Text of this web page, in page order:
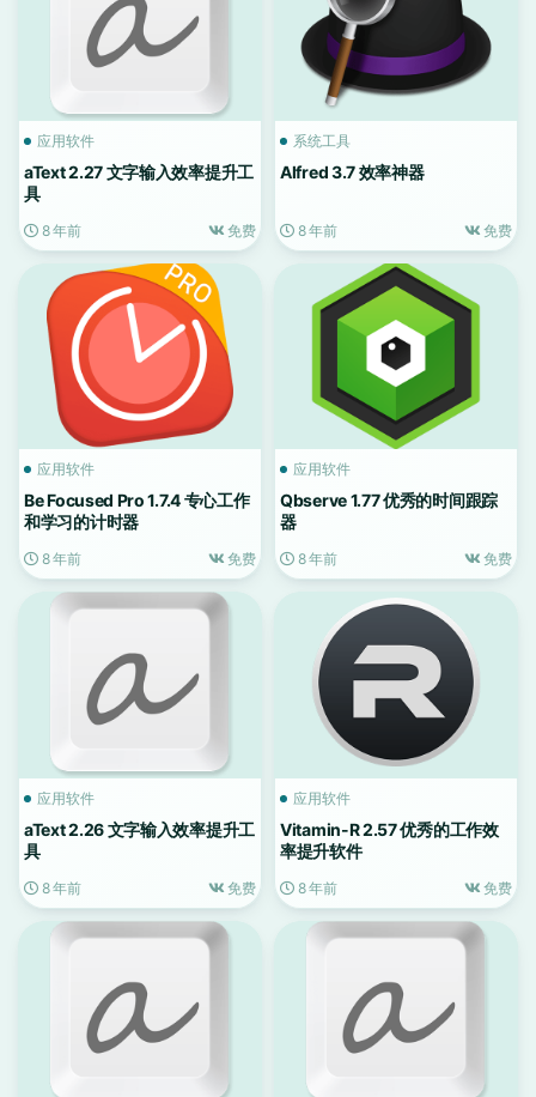
应用软件
aText 2.27 文字输入效率提升工
具
8 年前 免费
系统工具
Alfred 3.7 效率神器
8 年前 免费
应用软件
Be Focused Pro 1.7.4 专心工作
和学习的计时器
8 年前 免费
应用软件
Qbserve 1.77 优秀的时间跟踪
器
8 年前 免费
应用软件
aText 2.26 文字输入效率提升工
具
8 年前 免费
应用软件
Vitamin-R 2.57 优秀的工作效
率提升软件
8 年前 免费